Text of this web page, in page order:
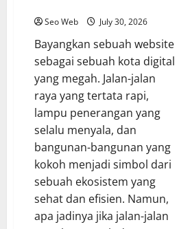
Seo Web July 30, 2026
Bayangkan sebuah website
sebagai sebuah kota digital
yang megah. Jalan-jalan
raya yang tertata rapi,
lampu penerangan yang
selalu menyala, dan
bangunan-bangunan yang
kokoh menjadi simbol dari
sebuah ekosistem yang
sehat dan efisien. Namun,
apa jadinya jika jalan-jalan